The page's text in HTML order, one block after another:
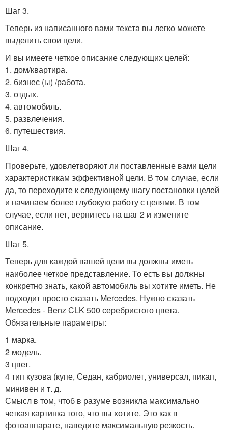
Шаг 3.
Теперь из написанного вами текста вы легко можете
выделить свои цели.
И вы имеете четкое описание следующих целей:
1. дом/квартира.
2. бизнес (ы) /работа.
3. отдых.
4. автомобиль.
5. развлечения.
6. путешествия.
Шаг 4.
Проверьте, удовлетворяют ли поставленные вами цели
характеристикам эффективной цели. В том случае, если
да, то переходите к следующему шагу постановки целей
и начинаем более глубокую работу с целями. В том
случае, если нет, вернитесь на шаг 2 и измените
описание.
Шаг 5.
Теперь для каждой вашей цели вы должны иметь
наиболее четкое представление. То есть вы должны
конкретно знать, какой автомобиль вы хотите иметь. Не
подходит просто сказать Mercedes. Нужно сказать
Mercedes - Benz CLK 500 серебристого цвета.
Обязательные параметры:
1 марка.
2 модель.
3 цвет.
4 тип кузова (купе, Седан, кабриолет, универсал, пикап,
минивен и т. д.
Смысл в том, чтоб в разуме возникла максимально
четкая картинка того, что вы хотите. Это как в
фотоаппарате, наведите максимальную резкость.